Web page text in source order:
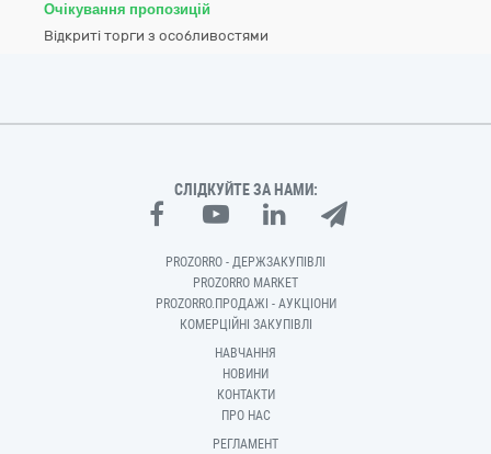
Очікування пропозицій
Відкриті торги з особливостями
СЛІДКУЙТЕ ЗА НАМИ:
PROZORRO - ДЕРЖЗАКУПІВЛІ
PROZORRO MARKET
PROZORRO.ПРОДАЖІ - АУКЦІОНИ
КОМЕРЦІЙНІ ЗАКУПІВЛІ
НАВЧАННЯ
НОВИНИ
КОНТАКТИ
ПРО НАС
РЕГЛАМЕНТ